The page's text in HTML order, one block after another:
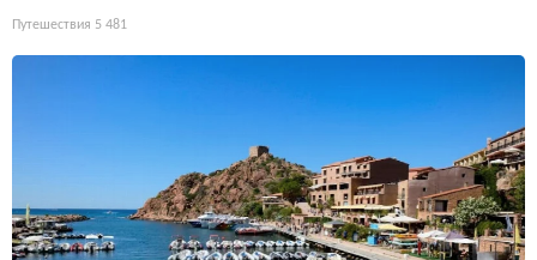
Путешествия 5 481